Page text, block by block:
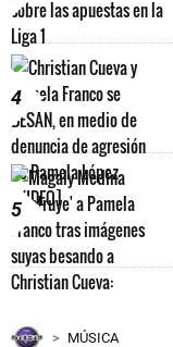
4
5
MÚSICA